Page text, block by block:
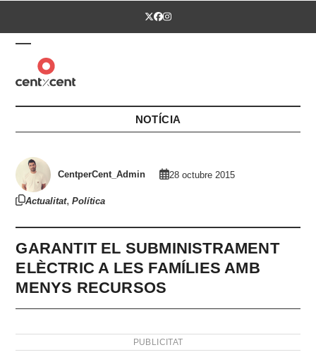
Twitter
Facebook
Instagram
Open
mobile
menu
Close
mobile
menu
NOTÍCIA
CentperCent_Admin 28 octubre 2015
Actualitat,Política
GARANTIT EL SUBMINISTRAMENT
ELÈCTRIC A LES FAMÍLIES AMB
MENYS RECURSOS
PUBLICITAT